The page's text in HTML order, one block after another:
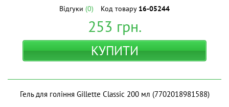
Відгуки (0) Код товару 16-05244
253 грн.
КУПИТИ
Гель для гоління Gillette Classic 200 мл (7702018981588)